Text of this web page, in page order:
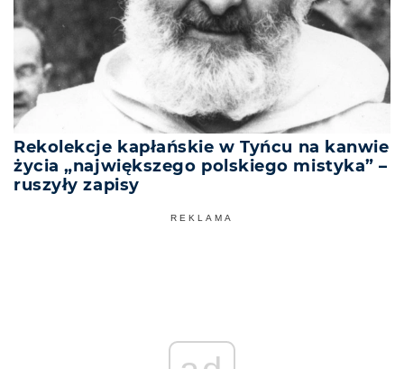
Rekolekcje kapłańskie w Tyńcu na kanwie
życia „największego polskiego mistyka” –
ruszyły zapisy
REKLAMA